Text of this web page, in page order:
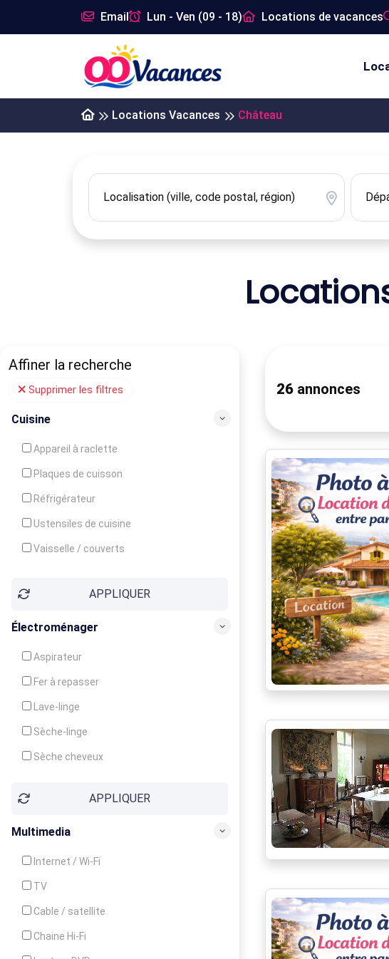
Email Lun - Ven (09 - 18) Locations de vacances
Locations Vacances Château
Affiner la recherche
Supprimer les filtres
Cuisine
Appareil à raclette
Plaques de cuisson
Réfrigérateur
Ustensiles de cuisine
Vaisselle / couverts
Congélateur
APPLIQUER
Électroménager
Aspirateur
Fer à repasser
Lave-linge
Sèche-linge
Sèche cheveux
APPLIQUER
Multimedia
Internet / Wi-Fi
TV
Cable / satellite
Chaine Hi-Fi
26 annonces